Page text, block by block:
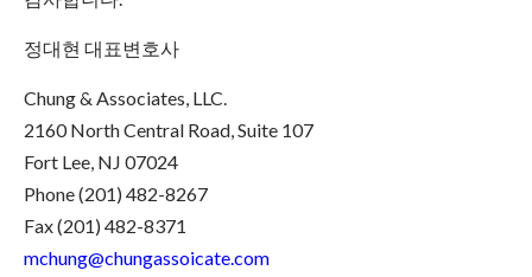
정대현 대표변호사
Chung & Associates, LLC.
2160 North Central Road, Suite 107
Fort Lee, NJ 07024
Phone (201) 482-8267
Fax (201) 482-8371
mchung@chungassoicate.com